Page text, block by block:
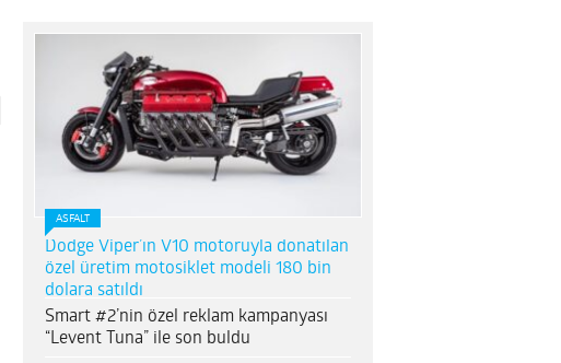
ASFALT
Dodge Viper’ın V10 motoruyla donatılan
özel üretim motosiklet modeli 180 bin
dolara satıldı
Smart #2’nin özel reklam kampanyası
“Levent Tuna” ile son buldu